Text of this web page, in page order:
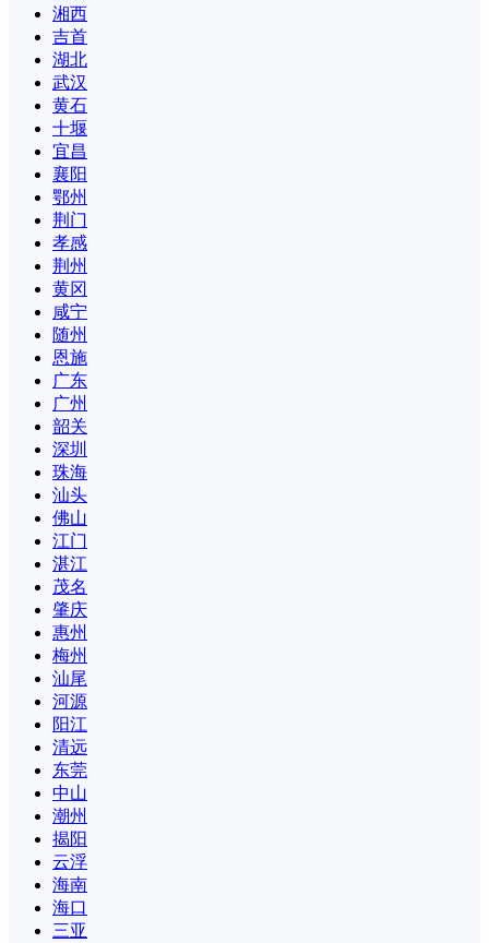
湘西
吉首
湖北
武汉
黄石
十堰
宜昌
襄阳
鄂州
荆门
孝感
荆州
黄冈
咸宁
随州
恩施
广东
广州
韶关
深圳
珠海
汕头
佛山
江门
湛江
茂名
肇庆
惠州
梅州
汕尾
河源
阳江
清远
东莞
中山
潮州
揭阳
云浮
海南
海口
三亚